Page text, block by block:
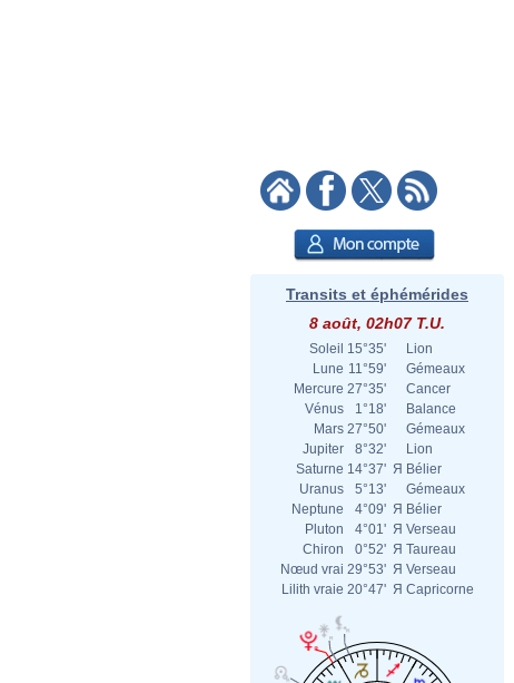
Transits et éphémérides
8 août, 02h07 T.U.
Soleil 15°35'
Lion
Lune 11°59'
Gémeaux
Mercure 27°35'
Cancer
Vénus
1°18'
Balance
Mars 27°50'
Gémeaux
Jupiter
8°32'
Lion
Saturne 14°37' Я Bélier
Uranus
5°13'
Gémeaux
Neptune
4°09' Я Bélier
Pluton
4°01' Я Verseau
Chiron
0°52' Я Taureau
Nœud vrai 29°53' Я Verseau
Lilith vraie 20°47' Я Capricorne